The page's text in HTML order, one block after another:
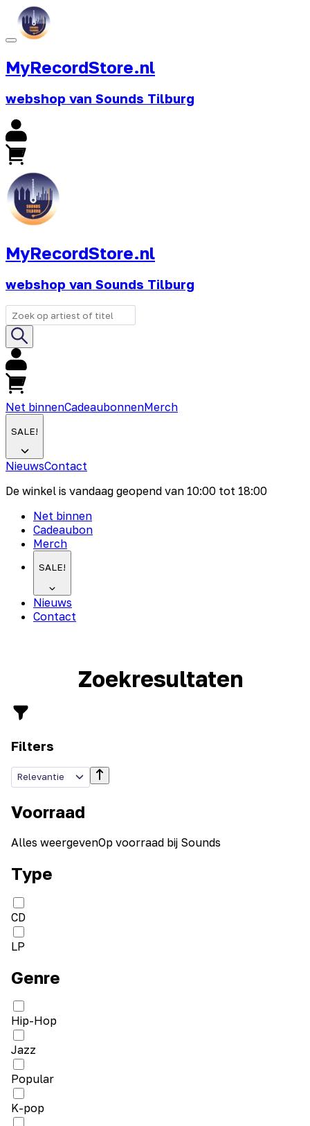
MyRecordStore.nl
webshop van Sounds Tilburg
MyRecordStore.nl
webshop van Sounds Tilburg
Net binnenCadeaubonnenMerch
SALE!
NieuwsContact
De winkel is vandaag geopend van 10:00 tot 18:00
Net binnen
Cadeaubon
Merch
SALE!
Nieuws
Contact
Zoekresultaten
Filters
Relevantie
Voorraad
Alles weergevenOp voorraad bij Sounds
Type
CD
LP
Genre
Hip-Hop
Jazz
Popular
K-pop